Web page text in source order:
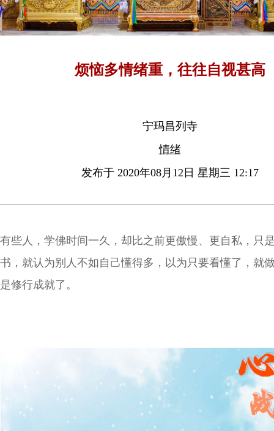
烦恼多情绪重，往往自视甚高
宁玛昌列寺
情绪
发布于 2020年08月12日 星期三 12:17
有些人，学佛时间一久，却比之前更傲慢、更自私，只
书，就认为别人不如自己懂得多，以为只要看懂了，就
是修行成就了。